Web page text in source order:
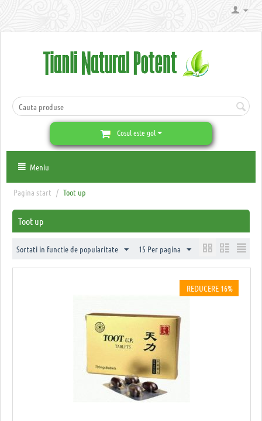
Cosul este gol
Meniu
Pagina start / Toot up
Toot up
Sortati in functie de popularitate 15 Per pagina
REDUCERE 16%